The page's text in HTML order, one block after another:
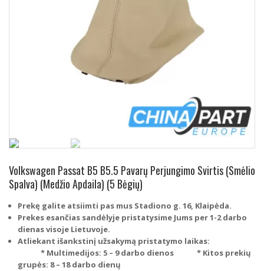
Volkswagen Passat B5 B5.5 Pavarų Perjungimo Svirtis (Smėlio
Spalva) (Medžio Apdaila) (5 Bėgių)
Prekę galite atsiimti pas mus Stadiono g. 16, Klaipėda.
Prekes esančias sandėlyje pristatysime Jums per 1-2 darbo
dienas visoje Lietuvoje.
Atliekant išankstinį užsakymą pristatymo laikas:
* Multimedijos: 5 – 9 darbo dienos * Kitos prekių
grupės: 8 – 18 darbo dienų